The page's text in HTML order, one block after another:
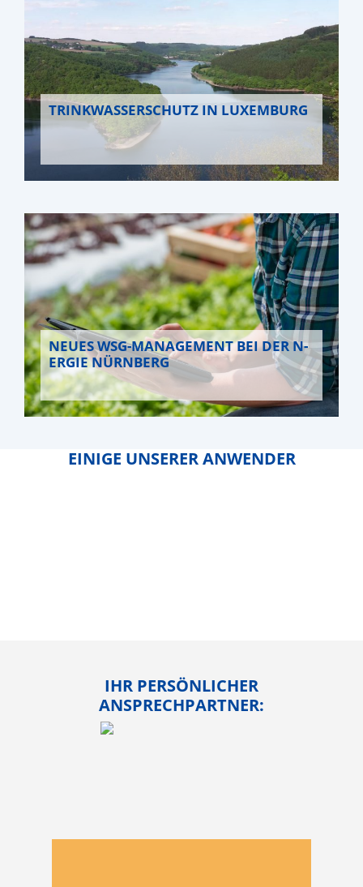
Download…
Pflanzenschutzmittel
Düngeempfehlungen
Hoftor
Feld/Stall-Bilanz
Download…
Download…
Download…
Verordnungstextes
DVGW
Merkblatt W 1004
DIN EN 15975-2
TRINKWASSERSCHUTZ IN LUXEMBURG
NEUES WSG-MANAGEMENT BEI DER N-
ERGIE NÜRNBERG
EINIGE UNSERER ANWENDER
IHR PERSÖNLICHER
ANSPRECHPARTNER: